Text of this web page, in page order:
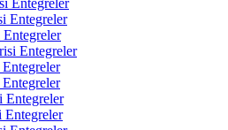
Entegreler
Entegreler
Entegreler
Entegreler
Entegreler